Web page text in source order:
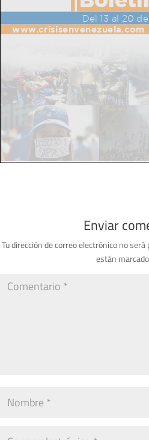
Enviar
Tu dirección de correo electrónico no será
están